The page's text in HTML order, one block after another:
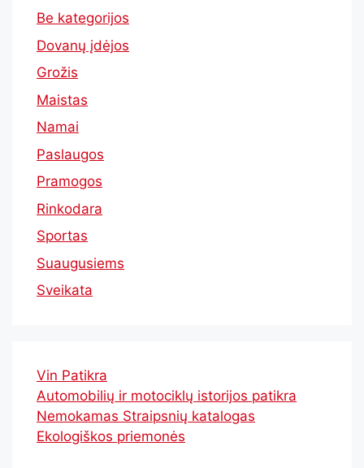
Be kategorijos
Dovanų įdėjos
Grožis
Maistas
Namai
Paslaugos
Pramogos
Rinkodara
Sportas
Suaugusiems
Sveikata
Vin Patikra
Automobilių ir motociklų istorijos patikra
Nemokamas Straipsnių katalogas
Ekologiškos priemonės